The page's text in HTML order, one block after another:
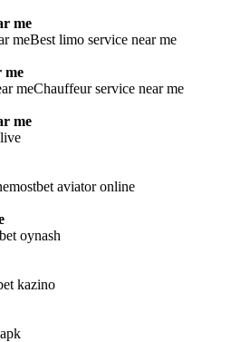
me
Best limo service near me
me
Chauffeur service near me
me
mostbet aviator online
oynash
kazino